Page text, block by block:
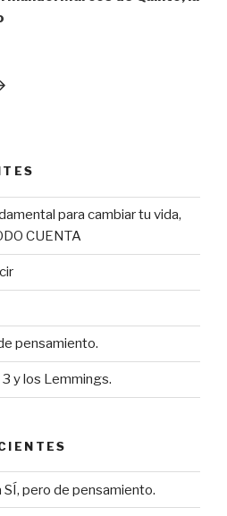
para cambiar tu vida,
CUENTA
pensamiento.
y los Lemmings.
pero de pensamiento.